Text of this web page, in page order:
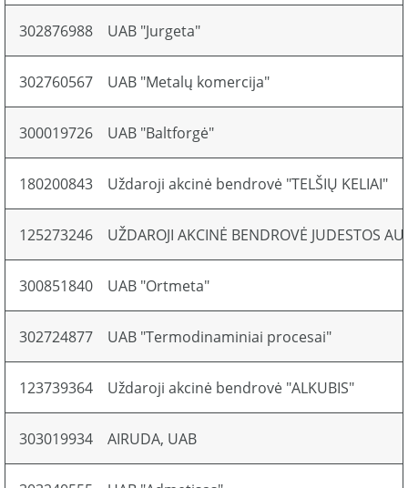
302876988 UAB "Jurgeta"
302760567 UAB "Metalų komercija"
300019726 UAB "Baltforgė"
180200843 Uždaroji akcinė bendrovė "TELŠIŲ KELIAI"
125273246 UŽDAROJI AKCINĖ BENDROVĖ JUDESTOS
300851840 UAB "Ortmeta"
302724877 UAB "Termodinaminiai procesai"
123739364 Uždaroji akcinė bendrovė "ALKUBIS"
303019934 AIRUDA, UAB